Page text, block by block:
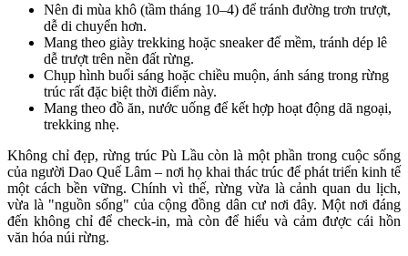
Nên đi mùa khô (tầm tháng 10–4) để tránh đường trơn trượt,
dễ di chuyển hơn.
Mang theo giày trekking hoặc sneaker đế mềm, tránh dép lê
dễ trượt trên nền đất rừng.
Chụp hình buổi sáng hoặc chiều muộn, ánh sáng trong rừng
trúc rất đặc biệt thời điểm này.
Mang theo đồ ăn, nước uống để kết hợp hoạt động dã ngoại,
trekking nhẹ.
Không chỉ đẹp, rừng trúc Pù Lầu còn là một phần trong cuộc sống
của người Dao Quế Lâm – nơi họ khai thác trúc để phát triển kinh tế
một cách bền vững. Chính vì thế, rừng vừa là cảnh quan du lịch,
vừa là "nguồn sống" của cộng đồng dân cư nơi đây. Một nơi đáng
đến không chỉ để check-in, mà còn để hiểu và cảm được cái hồn
văn hóa núi rừng.